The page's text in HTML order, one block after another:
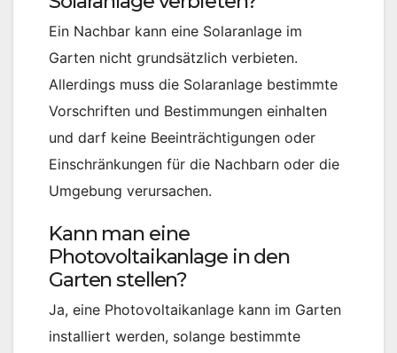
Ein Nachbar kann eine Solaranlage im
Garten nicht grundsätzlich verbieten.
Allerdings muss die Solaranlage bestimmte
Vorschriften und Bestimmungen einhalten
und darf keine Beeinträchtigungen oder
Einschränkungen für die Nachbarn oder die
Umgebung verursachen.
Kann man eine
Photovoltaikanlage in den
Garten stellen?
Ja, eine Photovoltaikanlage kann im Garten
installiert werden, solange bestimmte